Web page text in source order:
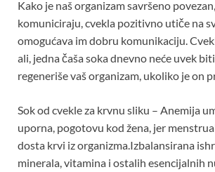
Kako je naš organizam savršeno
komuniciraju, cvekla pozitivno utiče na
omogućava im dobru komunikaciju.
ali, jedna čaša soka dnevno neće uvek
regeneriše vaš organizam, ukoliko je on
Sok od cvekle za krvnu sliku – Anemija
uporna, pogotovu kod žena, jer
dosta krvi iz organizma.Izbalansirana
minerala, vitamina i ostalih esencijalnih